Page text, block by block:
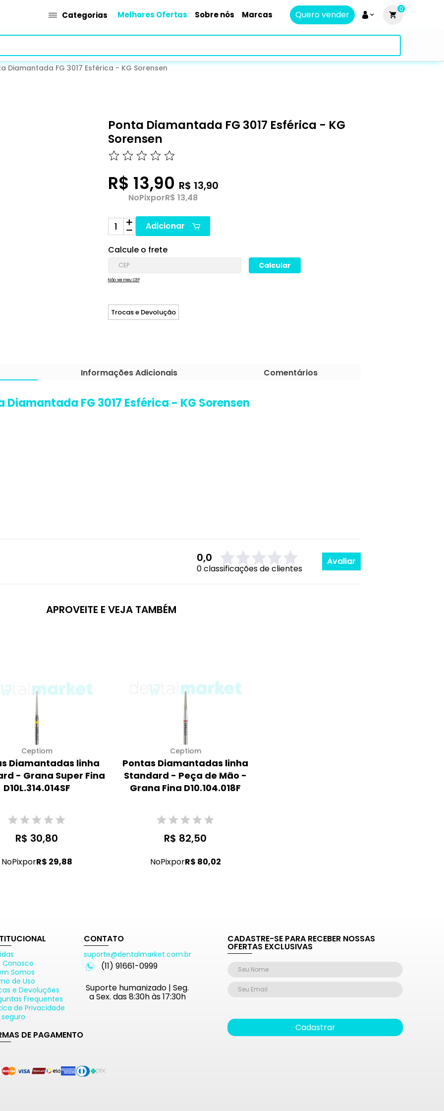
Categorias Melhores Ofertas Sobre nós Marcas Quero vender
0
Diamantada FG 3017 Esférica - KG Sorensen
Ponta Diamantada FG 3017 Esférica - KG
Sorensen
R$ 13,90 R$ 13,90
NoPixporR$ 13,48
Adicionar
Calcule o frete
Não sei meu CEP
Trocas e Devolução
Informações Adicionais Comentários
Diamantada FG 3017 Esférica - KG Sorensen
0,0
0 classificações de clientes
Avaliar
APROVEITE E VEJA TAMBÉM
Ceptiom
Diamantadas linha
- Grana Super Fina
D10L.314.014SF
R$ 30,80
NoPixporR$ 29,88
Ceptiom
Pontas Diamantadas linha
Standard - Peça de Mão -
Grana Fina D10.104.018F
R$ 82,50
NoPixporR$ 80,02
Conosco
Somos
de Uso
e Devoluções
Frequentes
de Privacidade
CONTATO
suporte@dentalmarket.com.br
(11) 91661-0999
Suporte humanizado | Seg.
a Sex. das 8:30h às 17:30h
DE PAGAMENTO
CADASTRE-SE PARA RECEBER NOSSAS
OFERTAS EXCLUSIVAS
Cadastrar